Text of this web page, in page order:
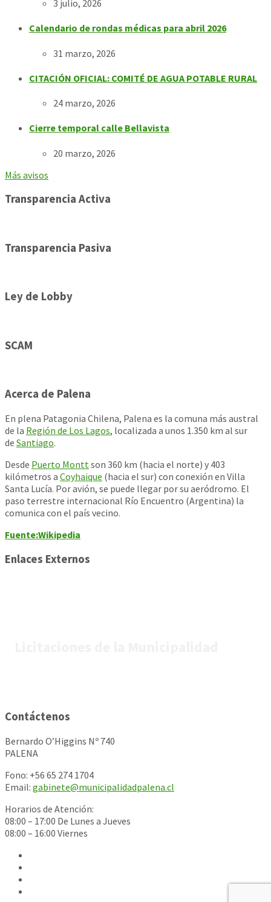
3 julio, 2026
Calendario de rondas médicas para abril 2026
31 marzo, 2026
CITACIÓN OFICIAL: COMITÉ DE AGUA POTABLE RURAL
24 marzo, 2026
Cierre temporal calle Bellavista
20 marzo, 2026
Más avisos
Transparencia Activa
Transparencia Pasiva
Ley de Lobby
SCAM
Acerca de Palena
En plena Patagonia Chilena, Palena es la comuna más austral
de la Región de Los Lagos, localizada a unos 1.350 km al sur
de Santiago.
Desde Puerto Montt son 360 km (hacia el norte) y 403
kilómetros a Coyhaique (hacia el sur) con conexión en Villa
Santa Lucía. Por avión, se puede llegar por su aeródromo. El
paso terrestre internacional Río Encuentro (Argentina) la
comunica con el país vecino.
Fuente:Wikipedia
Enlaces Externos
Contáctenos
Bernardo O’Higgins Nº 740
PALENA
Fono: +56 65 274 1704
Email: gabinete@municipalidadpalena.cl
Horarios de Atención:
08:00 – 17:00 De Lunes a Jueves
08:00 – 16:00 Viernes